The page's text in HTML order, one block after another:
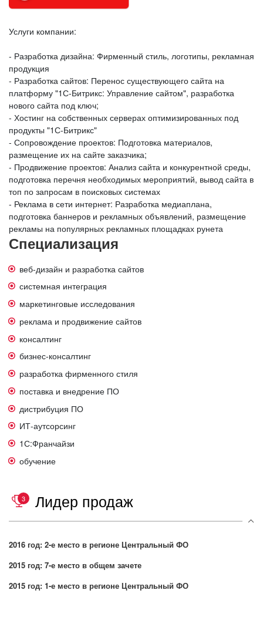
Услуги компании:
- Разработка дизайна: Фирменный стиль, логотипы, рекламная
продукция
- Разработка сайтов: Перенос существующего сайта на
платформу "1С-Битрикс: Управление сайтом", разработка
нового сайта под ключ;
- Хостинг на собственных серверах оптимизированных под
продукты "1С-Битрикс"
- Сопровождение проектов: Подготовка материалов,
размещение их на сайте заказчика;
- Продвижение проектов: Анализ сайта и конкурентной среды,
подготовка перечня необходимых мероприятий, вывод сайта в
топ по запросам в поисковых системах
- Реклама в сети интернет: Разработка медиаплана,
подготовка баннеров и рекламных объявлений, размещение
рекламы на популярных рекламных площадках рунета
Специализация
веб-дизайн и разработка сайтов
системная интеграция
маркетинговые исследования
реклама и продвижение сайтов
консалтинг
бизнес-консалтинг
разработка фирменного стиля
поставка и внедрение ПО
дистрибуция ПО
ИТ-аутсорсинг
1С:Франчайзи
обучение
3 Лидер продаж
2016 год: 2-е место в регионе Центральный ФО
2015 год: 7-е место в общем зачете
2015 год: 1-е место в регионе Центральный ФО